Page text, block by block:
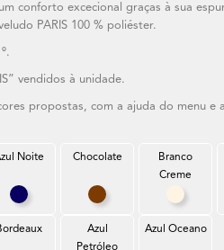
conforto excecional graças à sua
PARIS 100 % poliéster.
vendidos à unidade.
propostas, com a ajuda do menu e
Noite
Azul Noite
Chocolate
Chocolate
Branco
Creme
Branco
Azul
Petróleo
Azul Oceano